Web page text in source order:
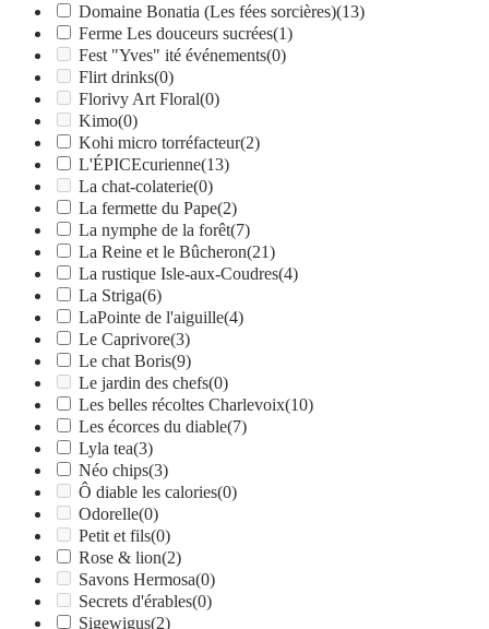
Domaine Bonatia (Les fées sorcières)(13)
Ferme Les douceurs sucrées(1)
Fest "Yves" ité événements(0)
Flirt drinks(0)
Florivy Art Floral(0)
Kimo(0)
Kohi micro torréfacteur(2)
L'ÉPICEcurienne(13)
La chat-colaterie(0)
La fermette du Pape(2)
La nymphe de la forêt(7)
La Reine et le Bûcheron(21)
La rustique Isle-aux-Coudres(4)
La Striga(6)
LaPointe de l'aiguille(4)
Le Caprivore(3)
Le chat Boris(9)
Le jardin des chefs(0)
Les belles récoltes Charlevoix(10)
Les écorces du diable(7)
Lyla tea(3)
Néo chips(3)
Ô diable les calories(0)
Odorelle(0)
Petit et fils(0)
Rose & lion(2)
Savons Hermosa(0)
Secrets d'érables(0)
Sigewigus(2)